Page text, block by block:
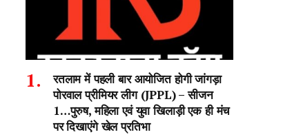
रतलाम में पहली बार आयोजित होगी जांगड़ा
पोरवाल प्रीमियर लीग (JPPL) – सीजन
1…पुरुष, महिला एवं युवा खिलाड़ी एक ही मंच
पर दिखाएंगे खेल प्रतिभा